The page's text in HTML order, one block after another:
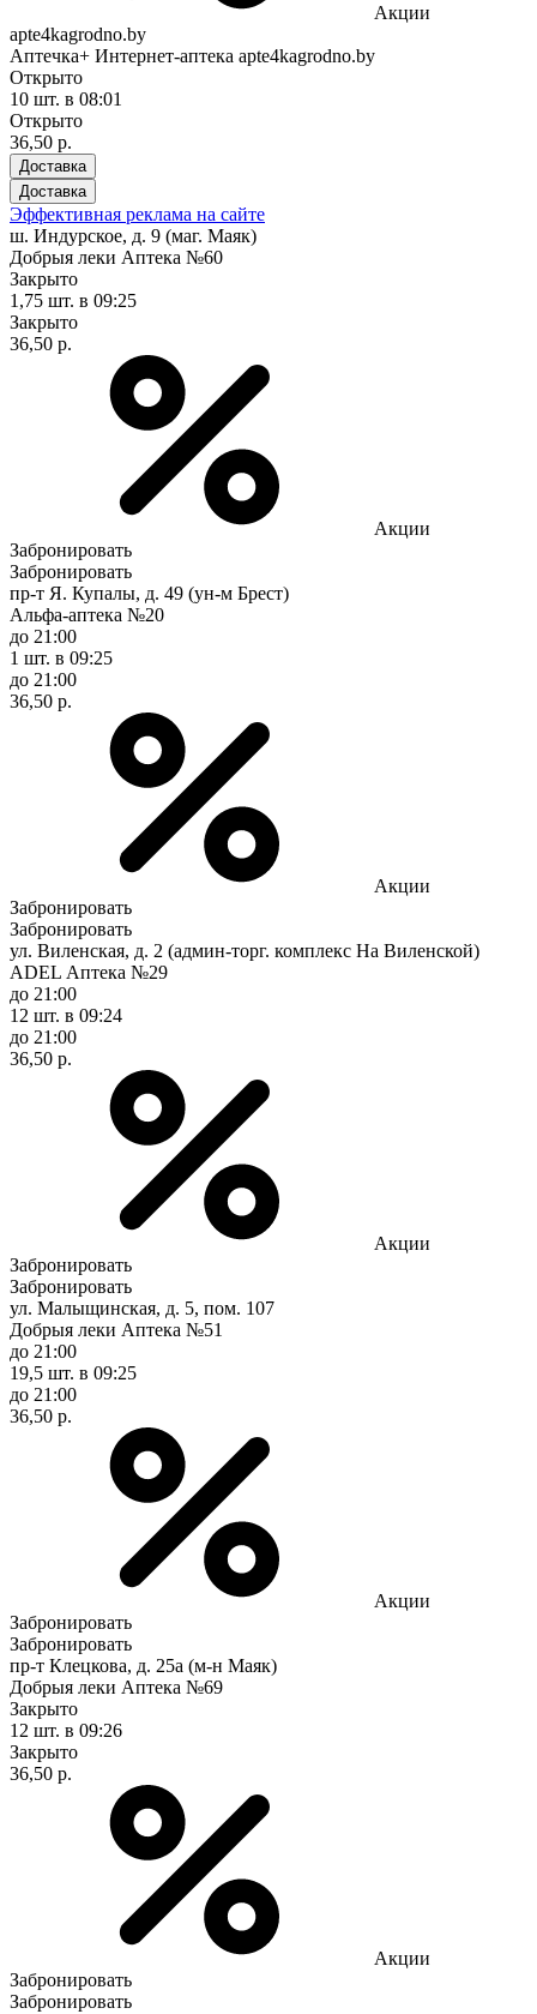
Акции
apte4kagrodno.by
Аптечка+ Интернет-аптека apte4kagrodno.by
Открыто
10 шт. в 08:01
Открыто
36,50 р.
Доставка
Доставка
Эффективная реклама на сайте
ш. Индурское, д. 9 (маг. Маяк)
Добрыя леки Аптека №60
Закрыто
1,75 шт. в 09:25
Закрыто
36,50 р.
Акции
Забронировать
Забронировать
пр-т Я. Купалы, д. 49 (ун-м Брест)
Альфа-аптека №20
до 21:00
1 шт. в 09:25
до 21:00
36,50 р.
Акции
Забронировать
Забронировать
ул. Виленская, д. 2 (админ-торг. комплекс На Виленской)
ADEL Аптека №29
до 21:00
12 шт. в 09:24
до 21:00
36,50 р.
Акции
Забронировать
Забронировать
ул. Малыщинская, д. 5, пом. 107
Добрыя леки Аптека №51
до 21:00
19,5 шт. в 09:25
до 21:00
36,50 р.
Акции
Забронировать
Забронировать
пр-т Клецкова, д. 25а (м-н Маяк)
Добрыя леки Аптека №69
Закрыто
12 шт. в 09:26
Закрыто
36,50 р.
Акции
Забронировать
Забронировать